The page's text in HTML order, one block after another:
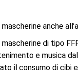
anche
di tipo
e musica
il consumo di cibi